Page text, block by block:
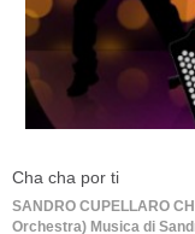
Cha cha por ti
SANDRO CUPELLARO
Orchestra) Musica di